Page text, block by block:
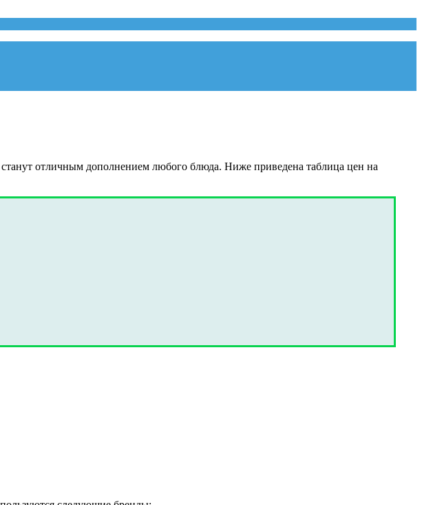
отличным дополнением любого блюда. Ниже приведена таблица цен на